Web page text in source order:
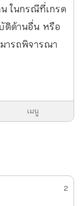
ในกรณีที่เกรด
ติด้านอื่น หรือ
ารถพิจารณา
เมนู
2